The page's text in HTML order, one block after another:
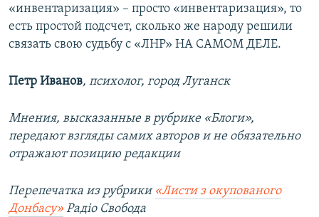
«инвентаризация» – просто «инвентаризация», то
есть простой подсчет, сколько же народу решили
связать свою судьбу с «ЛНР» НА САМОМ ДЕЛЕ.
Петр Иванов, психолог, город Луганск
Мнения, высказанные в рубрике «Блоги»,
передают взгляды самих авторов и не обязательно
отражают позицию редакции
Перепечатка из рубрики «Листи з окупованого
Донбасу» Радіо Свобода